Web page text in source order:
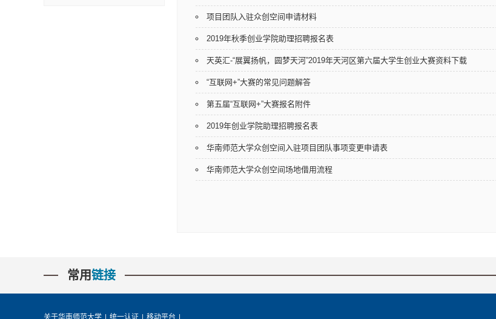
项目团队入驻众创空间申请材料
2019年秋季创业学院助理招聘报名表
天英汇-“展翼扬帆，圆梦天河”2019年天河区第六届大学生创业大赛资料下载
“互联网+”大赛的常见问题解答
第五届“互联网+”大赛报名附件
2019年创业学院助理招聘报名表
华南师范大学众创空间入驻项目团队事项变更申请表
华南师范大学众创空间场地借用流程
常用链接
关于华南师范大学 统一认证 移动平台